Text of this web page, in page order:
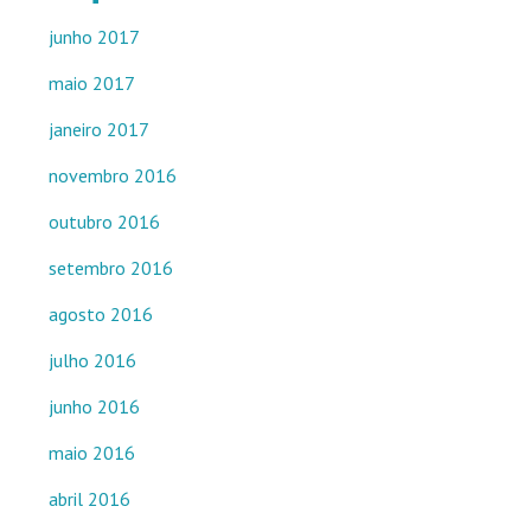
junho 2017
maio 2017
janeiro 2017
novembro 2016
outubro 2016
setembro 2016
agosto 2016
julho 2016
junho 2016
maio 2016
abril 2016